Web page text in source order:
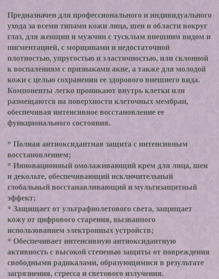
Предназначен для профессионального и индивидуального
ухода за всеми типами кожи лица, шеи и области вокруг
глаз, для женщин и мужчин с тусклым внешним видом и
пигментацией, с морщинами и недостаточной
плотностью, упругостью и эластичностью, или склонной
к воспалениям с признаками акне, а также для молодой
кожи с целью сохранения ее здорового внешнего вида.
Компоненты легко проникают внутрь клетки или
размещаются на поверхности клеточных мембран,
обеспечивая интенсивное восстановление ее
функционального состояния.
* Полная антиоксидантная защита с интенсивным
восстановлением;
* Инновационный омолаживающий крем для лица, шеи
и декольте, обеспечивающий исключительный
глобальный восстанавливающий и мультизащитный
эффект;
* Защищает от ультрафиолетового света, защищает
кожу от цифрового старения, вызванного
использованием электронных устройств;
* Обеспечивает интенсивную антиоксидантную
активность с высокой степенью защиты от повреждения
свободными радикалами, образующимися в результате
загрязнения, стресса и светового излучения.